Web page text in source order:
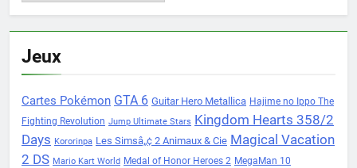
Jeux
Cartes Pokémon GTA 6 Guitar Hero Metallica Hajime no Ippo The
Fighting Revolution Jump Ultimate Stars Kingdom Hearts 358/2
Days Kororinpa Les Simsâ„¢ 2 Animaux & Cie Magical Vacation
2 DS Mario Kart World Medal of Honor Heroes 2 MegaMan 10